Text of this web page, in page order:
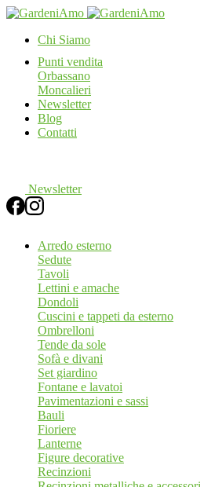
Chi Siamo
Punti vendita
Orbassano
Moncalieri
Newsletter
Blog
Contatti
Newsletter
Arredo esterno
Sedute
Tavoli
Lettini e amache
Dondoli
Cuscini e tappeti da esterno
Ombrelloni
Tende da sole
Sofà e divani
Set giardino
Fontane e lavatoi
Pavimentazioni e sassi
Bauli
Fioriere
Lanterne
Figure decorative
Recinzioni